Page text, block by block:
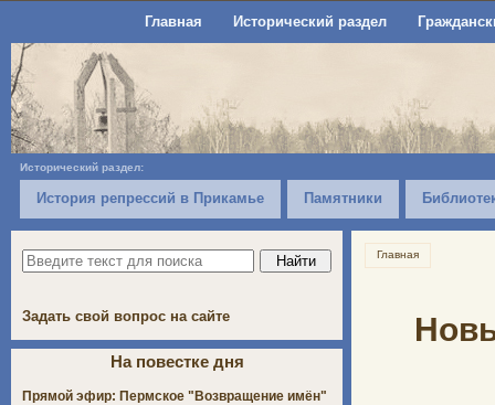
Главная Исторический раздел
Исторический раздел:
История репрессий в Прикамье Памятники
Главная
Задать свой вопрос на сайте
На повестке дня
Прямой эфир: Пермское "Возвращение имён"